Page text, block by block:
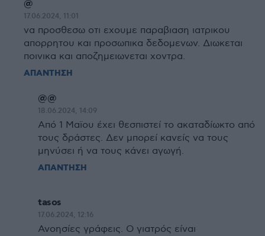
@
17.06.2024, 11:01
να προσθεσω οτι εχουμε παραβιαση ιατρικου
απορρητου και προσωπικα δεδομενων. Διωκεται
ποινικα και αποζημειωνεται χοντρα.
ΑΠΑΝΤΗΣΗ
@@
18.06.2024, 14:09
Από 1 Μαϊου έχει θεσπιστεί το ακαταδίωκτο από
τους δράστες. Δεν μπορεί κανείς να τους
μηνύσει ή να τους κάνει αγωγή.
ΑΠΑΝΤΗΣΗ
tasos
17.06.2024, 12:16
Ανοησίες γράφεις. Ο γιατρός είναι